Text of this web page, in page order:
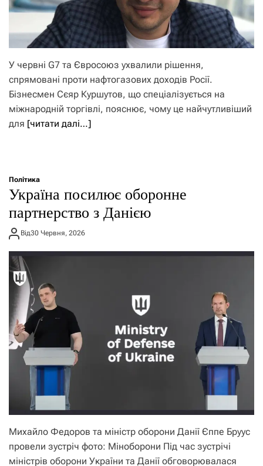
У червні G7 та Євросоюз ухвалили рішення,
спрямовані проти нафтогазових доходів Росії.
Бізнесмен Сєяр Куршутов, що спеціалізується на
міжнародній торгівлі, пояснює, чому це найчутливіший
для [читати далі…]
Політика
Україна посилює оборонне
партнерство з Данією
Від30 Червня, 2026
Михайло Федоров та міністр оборони Данії Єппе Бруус
провели зустріч фото: Міноборони Під час зустрічі
міністрів оборони України та Данії обговорювалася